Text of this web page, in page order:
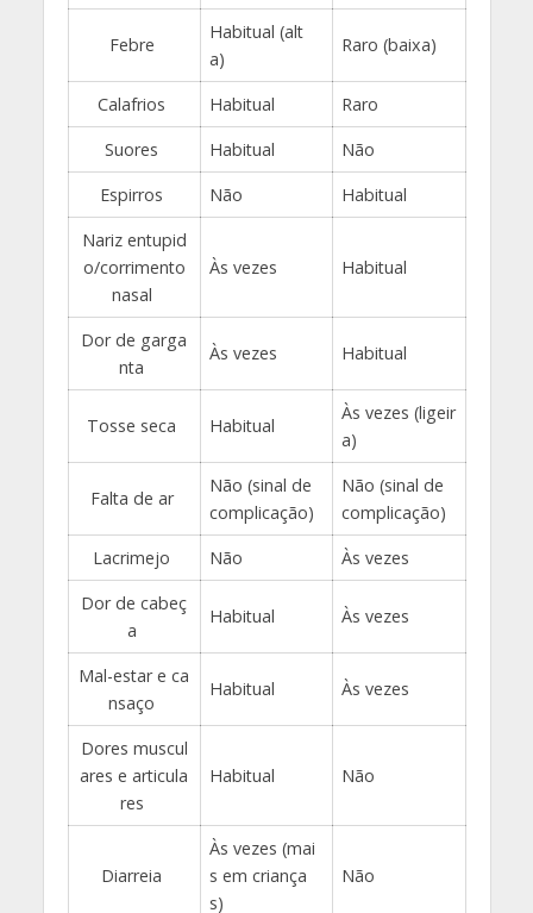
Febre
Habitual (alt
a)
Raro (baixa)
Calafrios Habitual
Raro
Suores
Habitual
Não
Espirros
Não
Habitual
Nariz entupid
o/corrimento
nasal
Às vezes Habitual
Dor de garga
nta
Às vezes Habitual
Tosse seca Habitual
Às vezes (ligeir
a)
Falta de ar
Não (sinal de
complicação)
Não (sinal de
complicação)
Lacrimejo
Não
Às vezes
Dor de cabeç
a
Habitual Às vezes
Mal-estar e ca
nsaço
Habitual Às vezes
Dores muscul
ares e articula
res
Habitual Não
Diarreia
Às vezes (mai
s em criança
s)
Não